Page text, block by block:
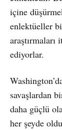
içine
enlektüeller
araştırmaları
ediyorlar.
savaşlardan
daha güçlü
her şeyde